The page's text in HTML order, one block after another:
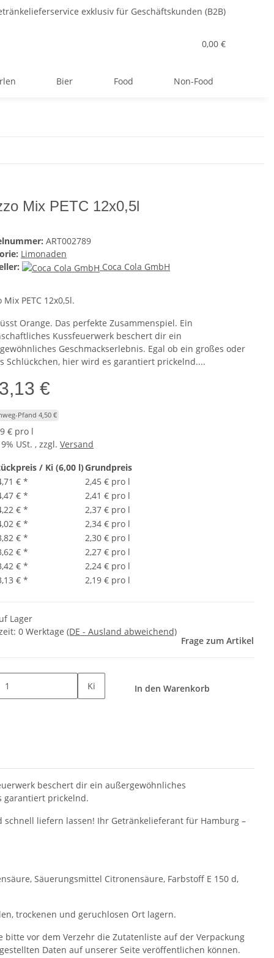
exklusiv für Geschäftskunden (B2B)
0,00 €
Bier Food Non-Food
Mix PETC 12x0,5l
ART002789
Limonaden
Coca Cola GmbH
Mix PETC 12x0,5l.
Orange. Das perfekte Zusammenspiel. Ein
Kussfeuerwerk beschert dir ein
Geschmackserlebnis. Egal ob ein großes oder
Schlückchen, hier wird es garantiert prickelnd....
€
Pfand 4,50 €
€ pro l
USt. , zzgl. Versand
/ Ki (6,00 l)Grundpreis
€ *
2,45 € pro l
€ *
2,41 € pro l
€ *
2,37 € pro l
€ *
2,34 € pro l
€ *
2,30 € pro l
€ *
2,27 € pro l
€ *
2,24 € pro l
€ * 2,19 € pro l
Lager
0 Werktage (DE - Ausland abweichend)
Frage zum Artikel
Ki In den Warenkorb
beschert dir ein außergewöhnliches
garantiert prickelnd.
liefern lassen! Ihr Getränkelieferant für Hamburg –
Säuerungsmittel Citronensäure, Farbstoff E 150 d,
trockenen und geruchlosen Ort lagern.
vor dem Verzehr die Zutatenliste auf der Verpackung
Daten auf unserer Seite veröffentlichen können.